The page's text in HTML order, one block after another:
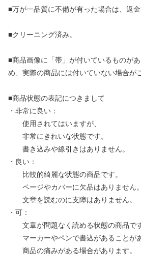
■万が一品質に不備が有った場合は、返金
■クリーニング済み。
■商品画像に「帯」が付いているものが
め、実際の商品には付いていない場合が
■商品状態の表記につきまして
・非常に良い：
使用されてはいますが、
非常にきれいな状態です。
書き込みや線引きはありません。
・良い：
比較的綺麗な状態の商品です。
ページやカバーに欠品はありません。
文章を読むのに支障はありません。
・可：
文章が問題なく読める状態の商品です
マーカーやペンで書込があることがあ
商品の痛みがある場合があります。